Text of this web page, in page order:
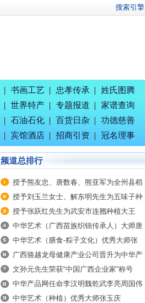
搜索引擎
| 书画工艺 | 忠孝传承 | 姓氏图腾
| 世界特产 | 专题报道 | 家谱查询
| 石油石化 | 百货日杂 | 功德慈善
| 宾馆酒店 | 招商引资 | 冠名理事
频道总排行
授予熊友忠、唐数春、熊亚军为全州县稻
授予刘玉兰女士、解东明先生为五味子种
授予张跃红先生为武安市连翘种植大王
中华艺术（广西苗族织锦传承人）大师唐
中华艺术（膳食-粽子文化）优秀大师张
广西骆越龙母健康产业公司晋升为中华产
文孙元先生荣获“中国广西企业家”称号
中华产品网任命李汉明魏乾武李亮周国伟
中华艺术（种植）优秀大师张玉庆